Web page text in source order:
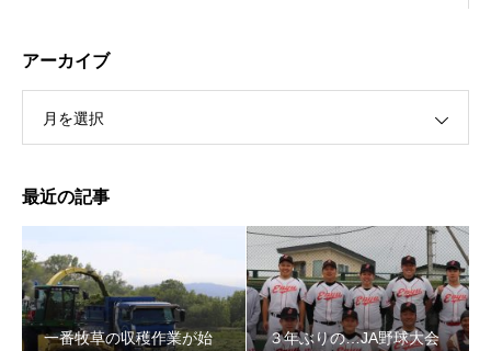
３年ぶりの…JA野球大会１回戦突破！！
アーカイブ
月を選択
最近の記事
一番牧草の収穫作業が始
３年ぶりの…JA野球大会